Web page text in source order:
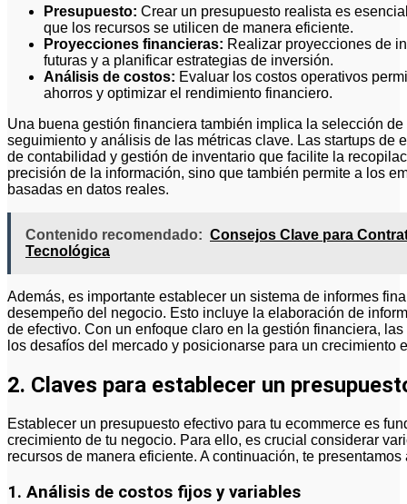
Presupuesto: Crear un presupuesto realista es
que los recursos se utilicen de manera eficiente.
Proyecciones financieras: Realizar proyecciones de
futuras y a planificar estrategias de inversión.
Análisis de costos: Evaluar los costos operativos
ahorros y optimizar el rendimiento financiero.
Una buena gestión financiera también implica la selección
seguimiento y análisis de las métricas clave. Las startups de
de contabilidad y gestión de inventario que facilite la
precisión de la información, sino que también permite a los
basadas en datos reales.
Contenido recomendado: Consejos Clave para
Tecnológica
Además, es importante establecer un sistema de informes
desempeño del negocio. Esto incluye la elaboración de
de efectivo. Con un enfoque claro en la gestión financiera,
los desafíos del mercado y posicionarse para un crecimiento
2. Claves para establecer un
Establecer un presupuesto efectivo para tu ecommerce es
crecimiento de tu negocio. Para ello, es crucial considerar
recursos de manera eficiente. A continuación, te
1. Análisis de costos fijos y variables